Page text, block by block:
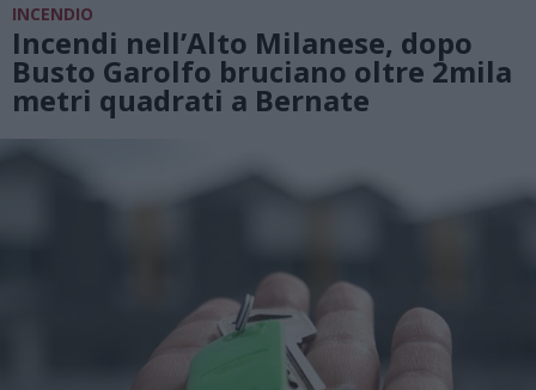
INCENDIO
Incendi nell’Alto Milanese, dopo
Busto Garolfo bruciano oltre 2mila
metri quadrati a Bernate